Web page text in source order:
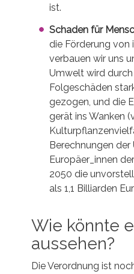
ist.
Schaden für
die Förderung
verbauen wir uns
Umwelt wird
Folgeschäden
gezogen, und die
gerät ins Wanken
Berechnungen der
Europäer_innen
2050 die
als 1,1 Billiarden
Wie könnte
aussehen?
Die Verordnung ist